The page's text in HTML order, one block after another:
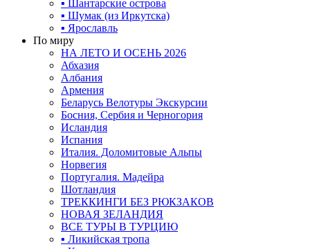
▪ Шантарские острова
▪ Шумак (из Иркутска)
▪ Ярославль
По миру
НА ЛЕТО И ОСЕНЬ 2026
Абхазия
Албания
Армения
Беларусь Велотуры Экскурсии
Босния, Сербия и Черногория
Исландия
Испания
Италия. Доломитовые Альпы
Норвегия
Португалия. Мадейра
Шотландия
ТРЕККИНГИ БЕЗ РЮКЗАКОВ
НОВАЯ ЗЕЛАНДИЯ
ВСЕ ТУРЫ В ТУРЦИЮ
▪ Ликийская тропа